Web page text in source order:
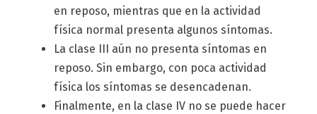
en reposo, mientras que en la actividad
física normal presenta algunos síntomas.
La clase III aún no presenta síntomas en
reposo. Sin embargo, con poca actividad
física los síntomas se desencadenan.
Finalmente, en la clase IV no se puede hacer